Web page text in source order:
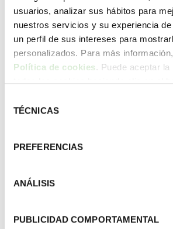
usuarios, analizar sus hábitos para
nuestros servicios y su experiencia
un perfil de sus intereses para
personalizados. Para más
Política de cookies. Puede aceptar
botón “Configurar cookies”, o rechazar
TÉCNICAS
PREFERENCIAS
ANÁLISIS
PUBLICIDAD COMPORTAMENTAL
Leer más
“Un refresco y a reciclar”
Mesa